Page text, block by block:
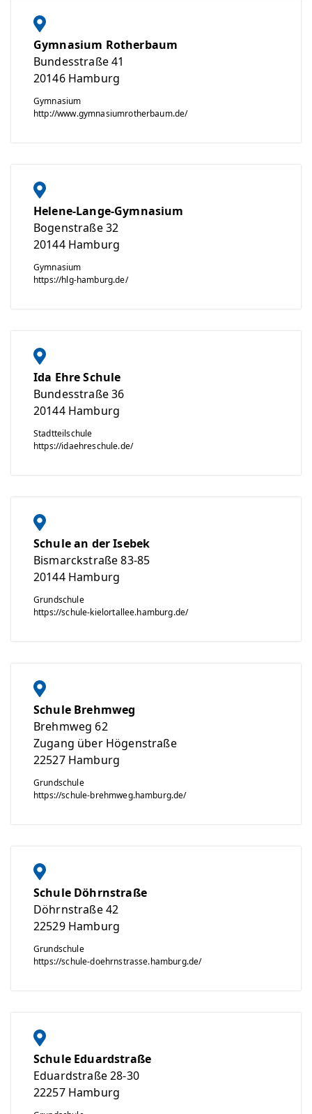
Gymnasium Rotherbaum
Bundesstraße 41
20146 Hamburg
Gymnasium
http://www.gymnasiumrotherbaum.de/
Helene-Lange-Gymnasium
Bogenstraße 32
20144 Hamburg
Gymnasium
https://hlg-hamburg.de/
Ida Ehre Schule
Bundesstraße 36
20144 Hamburg
Stadtteilschule
https://idaehreschule.de/
Schule an der Isebek
Bismarckstraße 83-85
20144 Hamburg
Grundschule
https://schule-kielortallee.hamburg.de/
Schule Brehmweg
Brehmweg 62
Zugang über Högenstraße
22527 Hamburg
Grundschule
https://schule-brehmweg.hamburg.de/
Schule Döhrnstraße
Döhrnstraße 42
22529 Hamburg
Grundschule
https://schule-doehrnstrasse.hamburg.de/
Schule Eduardstraße
Eduardstraße 28-30
22257 Hamburg